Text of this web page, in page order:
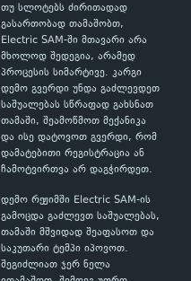
თუ სლოტებს ძირითადად
გასართობად თამაშობთ,
Electric SAM-ში მთავარი არა
მხოლოდ შედეგია, არამედ
პროცესის სიმარტივე. კარგი
დემო გვერდი უნდა გაძლევდეთ
საშუალებას სწრაფად გახსნათ
თამაში, შეამოწმოთ მექანიკა
და ისე დატოვოთ გვერდი, რომ
დამატებითი რეგისტრაცია ან
ჩამოტვირთვა არ დაგჭირდეთ.
დემო რეჟიმში Electric SAM-ის
გამოცდა გაძლევთ საშუალებას,
თამაში მშვიდად შეაფასოთ და
საკუთარი ტემპი იპოვოთ.
შეგიძლიათ ჯერ ნელა